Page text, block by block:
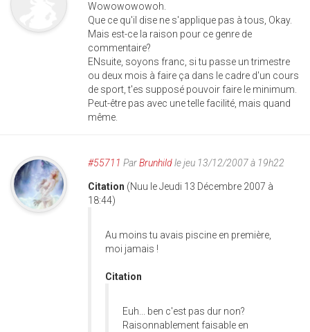
Wowowowowoh.
Que ce qu'il dise ne s'applique pas à tous, Okay.
Mais est-ce la raison pour ce genre de
commentaire?
ENsuite, soyons franc, si tu passe un trimestre
ou deux mois à faire ça dans le cadre d'un cours
de sport, t'es supposé pouvoir faire le minimum.
Peut-être pas avec une telle facilité, mais quand
même.
#55711 ParBrunhildle jeu 13/12/2007 à 19h22
Citation (Nuu le Jeudi 13 Décembre 2007 à
18:44)
Au moins tu avais piscine en première,
moi jamais !
Citation
Euh... ben c'est pas dur non?
Raisonnablement faisable en